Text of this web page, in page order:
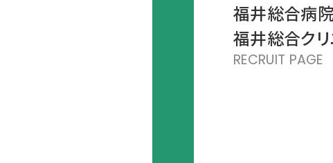
福井総合病
福井総合クリ
RECRUIT PAGE